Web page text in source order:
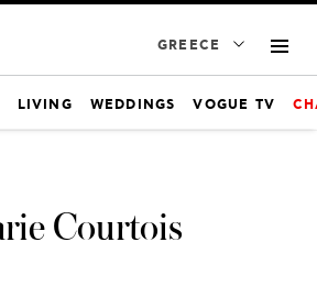
GREECE
LIVING WEDDINGS VOGUE TV
Courtois